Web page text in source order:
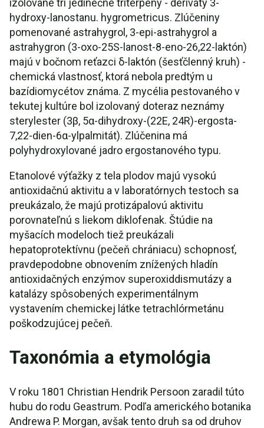
izolované tri jedinečné triterpény - deriváty 3-
hydroxy-lanostanu. hygrometricus. Zlúčeniny
pomenované astrahygrol, 3-epi-astrahygrol a
astrahygron (3-oxo-25S-lanost-8-eno-26,22-laktón)
majú v bočnom reťazci δ-laktón (šesťčlenný kruh) -
chemická vlastnosť, ktorá nebola predtým u
bazídiomycétov známa. Z mycélia pestovaného v
tekutej kultúre bol izolovaný doteraz neznámy
sterylester (3β, 5α-dihydroxy-(22E, 24R)-ergosta-
7,22-dien-6α-ylpalmitát). Zlúčenina má
polyhydroxylované jadro ergostanového typu.
Etanolové výťažky z tela plodov majú vysokú
antioxidačnú aktivitu a v laboratórnych testoch sa
preukázalo, že majú protizápalovú aktivitu
porovnateľnú s liekom diklofenak. Štúdie na
myšacích modeloch tiež preukázali
hepatoprotektívnu (pečeň chrániacu) schopnosť,
pravdepodobne obnovením znížených hladín
antioxidačných enzýmov superoxiddismutázy a
katalázy spôsobených experimentálnym
vystavením chemickej látke tetrachlórmetánu
poškodzujúcej pečeň.
Taxonómia a etymológia
V roku 1801 Christian Hendrik Persoon zaradil túto
hubu do rodu Geastrum. Podľa amerického botanika
Andrewa P. Morgan, avšak tento druh sa od druhov